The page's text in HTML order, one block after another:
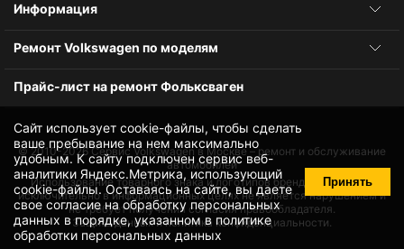
Сайт использует cookie-файлы, чтобы сделать
ваше пребывание на нем максимально
удобным. К cайту подключен сервис веб-
аналитики Яндекс.Метрика, использующий
cookie-файлы. Оставаясь на сайте, вы даете
своесогласие на обработку персональных
данных в порядке, указанном в политике
обработки персональных данных
Принять
Информация
Ремонт Volkswagen по моделям
Прайс-лист на ремонт Фольксваген
© 2010-2026Сервис Volkswagen в Москве – ремонт и обслуживание
автомобилей
Использование товарного знака и логотипов бренда происходит
исключительно в информационных целях не является нарушением и
не требует получения согласия правообладателя.
Защита данных и политика конфиденциальности.